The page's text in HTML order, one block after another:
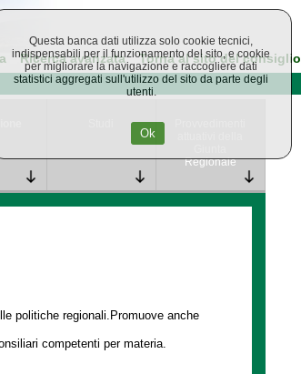
Ricerca avanzata Torna al sito del consiglio
Regionale
politiche regionali.Promuove anche
competenti per materia.
Questa banca dati utilizza solo cookie tecnici,
indispensabili per il funzionamento del sito, e cookie
per migliorare la navigazione e raccogliere dati
statistici aggregati sull'utilizzo del sito da parte degli
utenti.
Ok